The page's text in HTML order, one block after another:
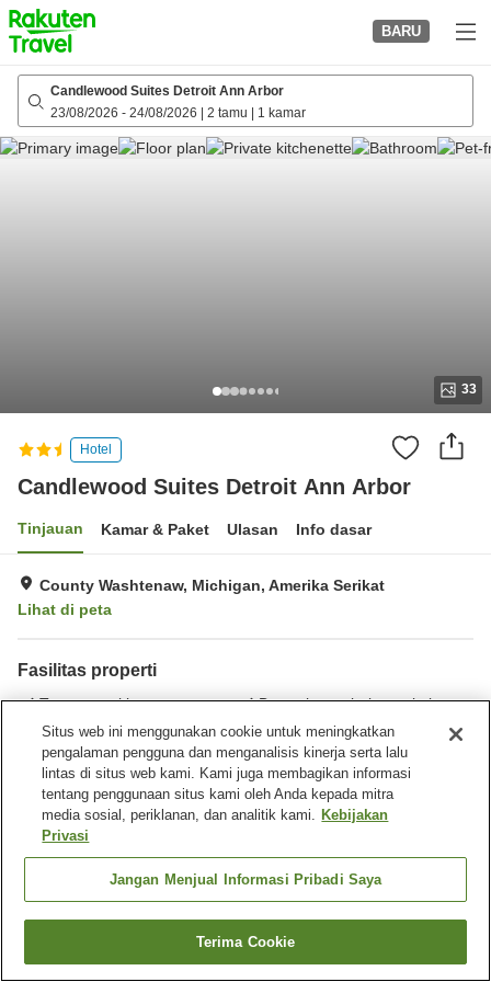
to
top
page
BARU
Candlewood Suites Detroit Ann Arbor
23/08/2026 - 24/08/2026 2 tamu 1 kamar
33
Hotel
Candlewood Suites Detroit Ann Arbor
Tinjauan Kamar & Paket Ulasan Info dasar
County Washtenaw, Michigan, Amerika Serikat
Lihat di peta
Fasilitas properti
Tempat parkir
Benar-benar bebas rokok
Laundry
Pusat bisnis
Beranda Amerika Serikat Michigan
County Washtenaw
Candlewood Suites Detroit Ann Arbor
Cari kamar
Situs web ini menggunakan cookie untuk meningkatkan
pengalaman pengguna dan menganalisis kinerja serta lalu
lintas di situs web kami. Kami juga membagikan informasi
tentang penggunaan situs kami oleh Anda kepada mitra
media sosial, periklanan, dan analitik kami. Kebijakan
Privasi
Jangan Menjual Informasi Pribadi Saya
Terima Cookie